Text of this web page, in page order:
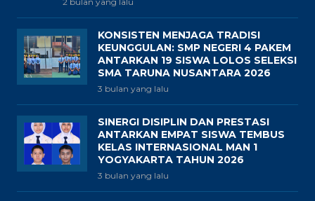
KONSISTEN MENJAGA TRADISI
KEUNGGULAN: SMP NEGERI 4 PAKEM
ANTARKAN 19 SISWA LOLOS SELEKSI
SMA TARUNA NUSANTARA 2026
3 bulan yang lalu
SINERGI DISIPLIN DAN PRESTASI
ANTARKAN EMPAT SISWA TEMBUS
KELAS INTERNASIONAL MAN 1
YOGYAKARTA TAHUN 2026
3 bulan yang lalu